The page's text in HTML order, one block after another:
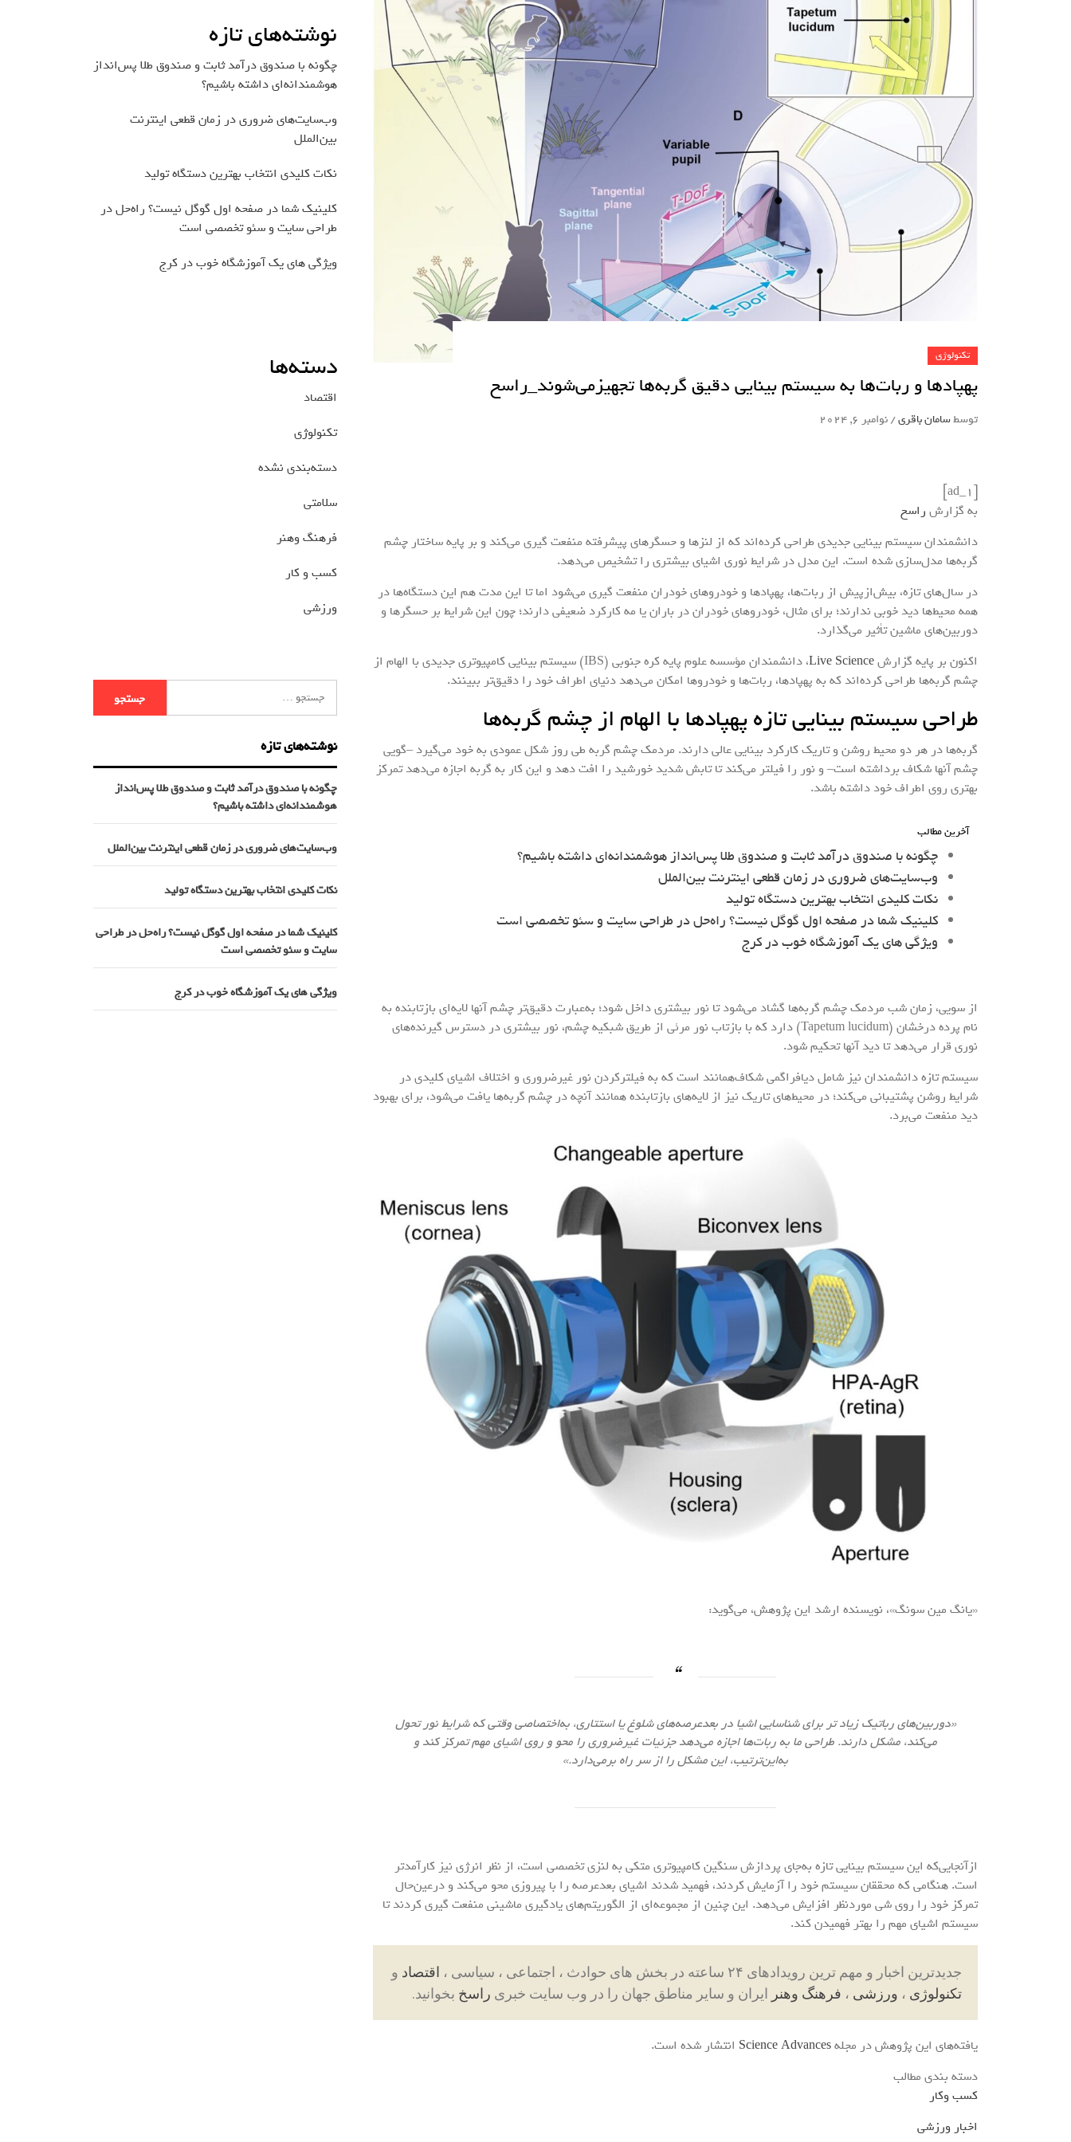
تکنولوژی
پهپادها و ربات‌ها به سیستم بینایی دقیق گربه‌ها تجهیزمی‌شوند_راسخ
توسطسامان باقری/نوامبر 6, 2024
[ad_1]
به گزارش راسخ
دانشمندان سیستم بینایی جدیدی طراحی کرده‌اند که از لنزها و حسگرهای پیشرفته منفعت گیری می‌کند و بر پایه ساختار چشم
گربه‌ها مدل‌سازی شده‌ است. این مدل در شرایط نوری اشیای بیشتری را تشخیص می‌دهد.
در سال‌های تازه، بیش‌ازپیش از ربات‌ها، پهپادها و خودروهای خودران منفعت گیری می‌شود اما تا این مدت هم این دستگاه‌ها در
همه محیط‌ها دید خوبی ندارند؛ برای مثال، خودروهای خودران در باران یا مه کارکرد ضعیفی دارند؛ چون این شرایط بر حسگرها و
دوربین‌های ماشین تأثیر می‌گذارد.
اکنون بر پایه گزارشLive Science
، دانشمندان مؤسسه علوم پایه کره جنوبی (IBS) سیستم بینایی کامپیوتری جدیدی با الهام از
چشم گربه‌ها طراحی کرده‌اند که به پهپادها، ربات‌ها و خودروها امکان می‌دهد دنیای اطراف خود را دقیق‌تر ببینند.
طراحی سیستم بینایی تازه پهپادها با الهام از چشم گربه‌ها
گربه‌ها در هر دو محیط روشن و تاریک کارکرد بینایی عالی دارند. مردمک چشم گربه طی روز شکل عمودی به خود می‌گیرد –گویی
چشم آنها شکاف برداشته است– و نور را فیلتر می‌کند تا تابش شدید خورشید را افت دهد و این کار به گربه اجازه می‌دهد تمرکز
بهتری روی اطراف خود داشته باشد.
آخرین مطالب
چگونه با صندوق درآمد ثابت و صندوق طلا پس‌انداز هوشمندانه‌ای داشته باشیم؟
وب‌سایت‌های ضروری در زمان قطعی اینترنت بین‌الملل
نکات کلیدی انتخاب بهترین دستگاه تولید
کلینیک شما در صفحه اول گوگل نیست؟ راه‌حل در طراحی سایت و سئو تخصصی است
ویژگی های یک آموزشگاه خوب در کرج
از سویی، زمان شب مردمک چشم گربه‌ها گشاد می‌شود تا نور بیشتری داخل شود؛ به‌عبارت دقیق‌تر چشم آنها لایه‌ای بازتابنده به
نام پرده درخشان (Tapetum lucidum) دارد که با بازتاب نور مرئی از طریق شبکیه چشم، نور بیشتری در دسترس گیرنده‌های
نوری قرار می‌دهد تا دید آنها تحکیم شود.
سیستم تازه دانشمندان نیز شامل دیافراگمی شکاف‌همانند است که به فیلترکردن نور غیرضروری و اختلاف اشیای کلیدی در
شرایط روشن پشتیبانی می‌کند؛ در محیط‌‌های تاریک نیز از لایه‌های بازتابنده همانند آنچه در چشم گربه‌ها یافت می‌شود، برای بهبود
دید منفعت می‌برد.
«یانگ مین سونگ»، نویسنده ارشد این پژوهش، می‌گوید:
«دوربین‌های رباتیک زیاد تر برای شناسایی اشیا در بعد‌عرصه‌های شلوغ یا استتاری، به‌اختصاصی وقتی که شرایط نور تحول
می‌کند، مشکل دارند. طراحی ما به ربات‌ها اجازه می‌دهد جزئیات غیرضروری را محو و روی اشیای مهم تمرکز کند و
به‌این‌ترتیب، این مشکل را از سر راه برمی‌دارد.»
ازآنجایی‌که این سیستم بینایی تازه به‌جای پردازش سنگین کامپیوتری متکی به لنزی تخصصی است، از نظر انرژی نیز کارآمدتر
است. هنگامی که محققان سیستم خود را آزمایش کردند، فهمید شدند اشیای بعد‌عرصه را با پیروزی محو می‌کند و درعین‌حال
تمرکز خود را روی شی موردنظر افزایش می‌دهد. این چنین از مجموعه‌ای از الگوریتم‌های یادگیری ماشینی منفعت گیری کردند تا
سیستم اشیای مهم را بهتر فهمیدن کند.
جدیدترین اخبار و مهم ترین رویدادهای ۲۴ ساعته در بخش های حوادث ، اجتماعی ، سیاسی ، اقتصاد و
تکنولوژی ، ورزشی ، فرهنگ وهنر ایران و سایر مناطق جهان را در وب سایت خبری راسخ بخوانید.
یافته‌های این پژوهش در مجلهScience Advances انتشار شده است.
دسته بندی مطالب
کسب وکار
اخبار ورزشی
نوشته‌های تازه
چگونه با صندوق درآمد ثابت و صندوق طلا پس‌انداز
هوشمندانه‌ای داشته باشیم؟
وب‌سایت‌های ضروری در زمان قطعی اینترنت
بین‌الملل
نکات کلیدی انتخاب بهترین دستگاه تولید
کلینیک شما در صفحه اول گوگل نیست؟ راه‌حل در
طراحی سایت و سئو تخصصی است
ویژگی های یک آموزشگاه خوب در کرج
دسته‌ها
اقتصاد
تکنولوژی
دسته‌بندی نشده
سلامتی
فرهنگ وهنر
کسب و کار
ورزشی
نوشته‌های تازه
چگونه با صندوق درآمد ثابت و صندوق طلا پس‌انداز
هوشمندانه‌ای داشته باشیم؟
وب‌سایت‌های ضروری در زمان قطعی اینترنت بین‌الملل
نکات کلیدی انتخاب بهترین دستگاه تولید
کلینیک شما در صفحه اول گوگل نیست؟ راه‌حل در طراحی
سایت و سئو تخصصی است
ویژگی های یک آموزشگاه خوب در کرج